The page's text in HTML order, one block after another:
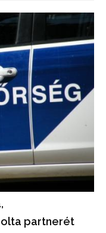
partnerét